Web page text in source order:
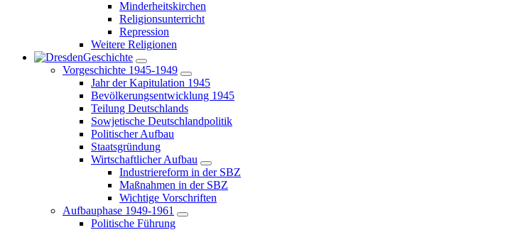
Minderheitskirchen
Religionsunterricht
Repression
Weitere Religionen
Geschichte
Vorgeschichte 1945-1949
Jahr der Kapitulation 1945
Bevölkerungsentwicklung 1945
Teilung Deutschlands
Sowjetische Deutschlandpolitik
Politischer Aufbau
Staatsgründung
Wirtschaftlicher Aufbau
Industriereform in der SBZ
Maßnahmen in der SBZ
Wichtige Vorschriften
Aufbauphase 1949-1961
Politische Führung